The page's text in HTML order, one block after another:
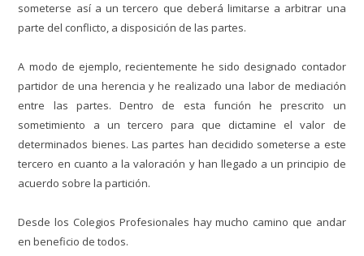
someterse así a un tercero que deberá limitarse a arbitrar una
parte del conflicto, a disposición de las partes.
A modo de ejemplo, recientemente he sido designado contador
partidor de una herencia y he realizado una labor de mediación
entre las partes. Dentro de esta función he prescrito un
sometimiento a un tercero para que dictamine el valor de
determinados bienes. Las partes han decidido someterse a este
tercero en cuanto a la valoración y han llegado a un principio de
acuerdo sobre la partición.
Desde los Colegios Profesionales hay mucho camino que andar
en beneficio de todos.